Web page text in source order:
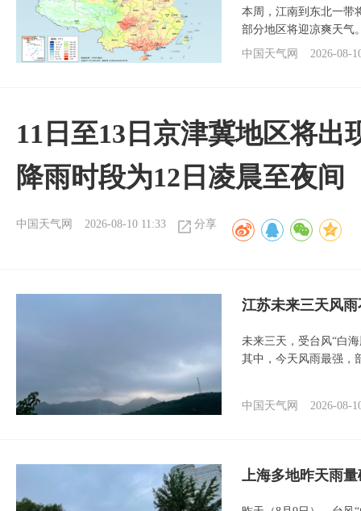
本周，江南到东北一带
部分地区将迎凉爽天气
中国天气网
2026-08-
11日至13日京津冀地区将出
降雨时段为12日凌晨至夜间
中国天气网 2026-08-10 11:33 分享
江苏未来三天风
未来三天，受台风“白
其中，今天风雨最强，
中国天气网 2026-08-
上海多地昨天雨